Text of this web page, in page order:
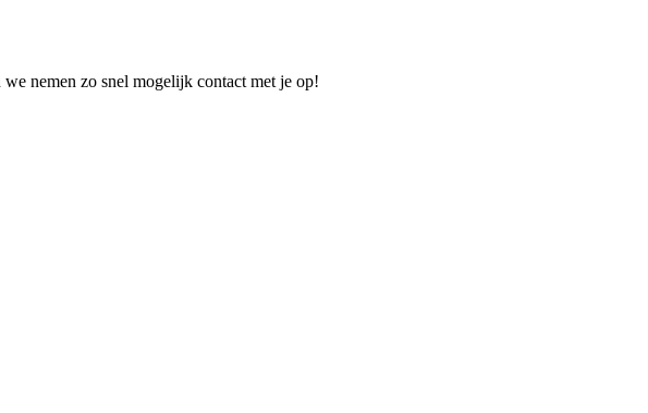
nemen zo snel mogelijk contact met je op!